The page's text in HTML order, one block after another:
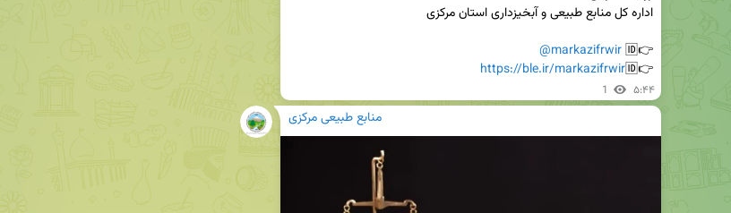
👉🆔
@markazifrwir
👉🆔
https://ble.ir/markazifrwir
1 ۵:۴۴
منابع طبیعی مرکزی